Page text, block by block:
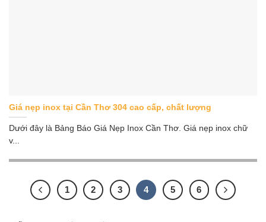
Giá nẹp inox tại Cần Thơ 304 cao cấp, chất lượng
Dưới đây là Bảng Báo Giá Nẹp Inox Cần Thơ. Giá nẹp inox chữ
v...
1 2 3 4 5 6